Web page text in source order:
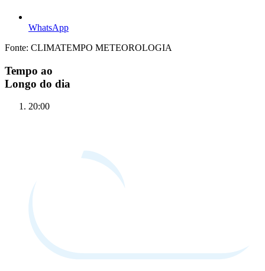
WhatsApp
Fonte: CLIMATEMPO METEOROLOGIA
Tempo ao
Longo do dia
20:00